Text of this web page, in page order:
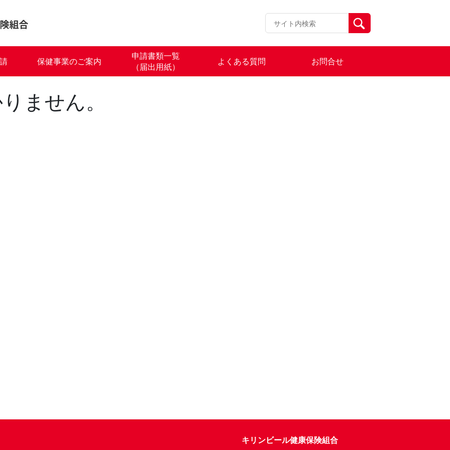
保健事業のご案内
申請書類一覧
（届出用紙）
よくある質問 お問合せ
ません。
キリンビール健康保険組合